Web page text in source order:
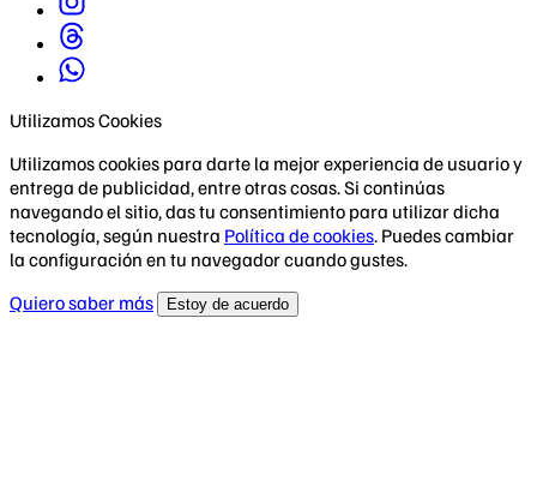
Utilizamos Cookies
Utilizamos cookies para darte la mejor experiencia de usuario y
entrega de publicidad, entre otras cosas. Si continúas
navegando el sitio, das tu consentimiento para utilizar dicha
tecnología, según nuestra Política de cookies. Puedes cambiar
la configuración en tu navegador cuando gustes.
Quiero saber más
Estoy de acuerdo